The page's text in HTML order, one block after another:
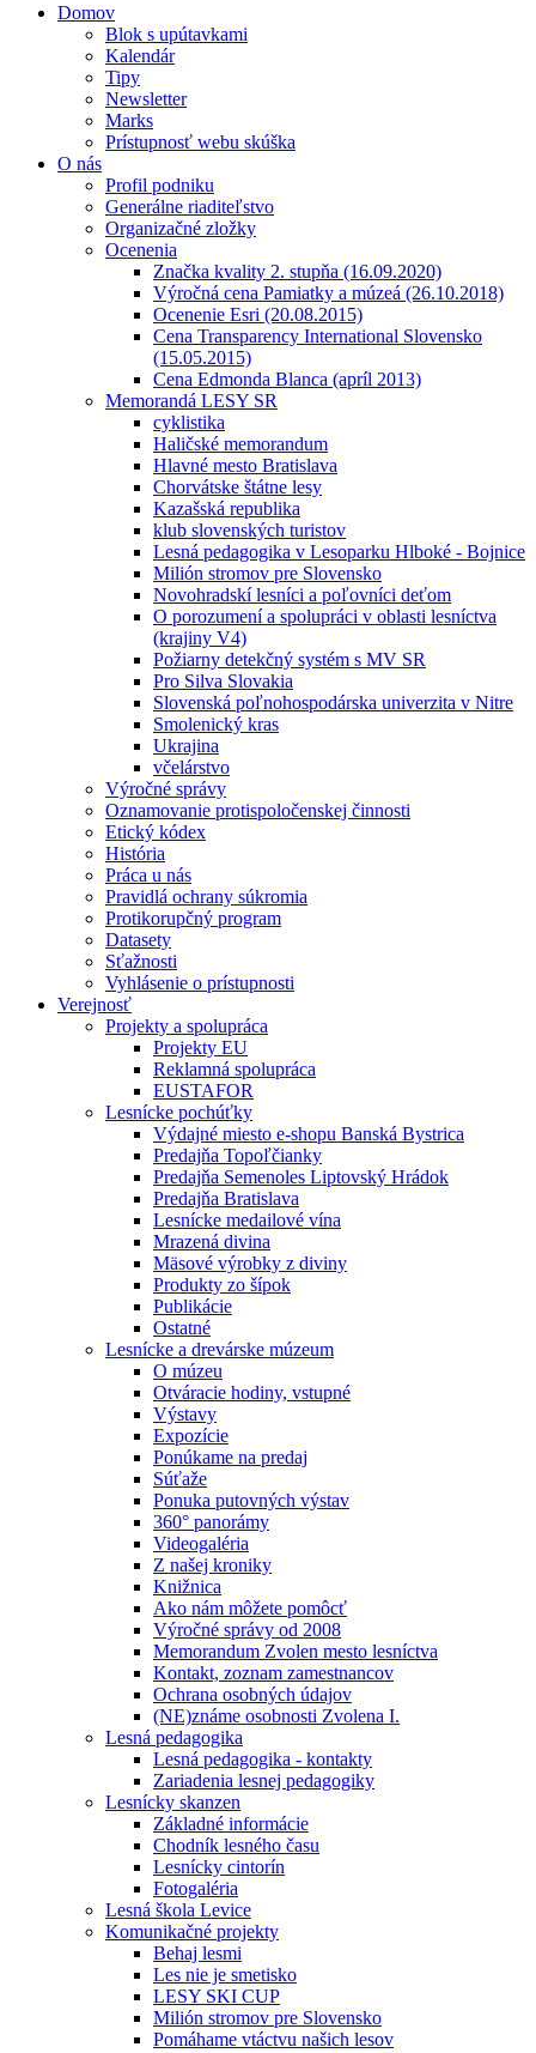
Domov
Blok s upútavkami
Kalendár
Tipy
Newsletter
Marks
Prístupnosť webu skúška
O nás
Profil podniku
Generálne riaditeľstvo
Organizačné zložky
Ocenenia
Značka kvality 2. stupňa (16.09.2020)
Výročná cena Pamiatky a múzeá (26.10.2018)
Ocenenie Esri (20.08.2015)
Cena Transparency International Slovensko
(15.05.2015)
Cena Edmonda Blanca (apríl 2013)
Memorandá LESY SR
cyklistika
Haličské memorandum
Hlavné mesto Bratislava
Chorvátske štátne lesy
Kazašská republika
klub slovenských turistov
Lesná pedagogika v Lesoparku Hlboké - Bojnice
Milión stromov pre Slovensko
Novohradskí lesníci a poľovníci deťom
O porozumení a spolupráci v oblasti lesníctva
(krajiny V4)
Požiarny detekčný systém s MV SR
Pro Silva Slovakia
Slovenská poľnohospodárska univerzita v Nitre
Smolenický kras
Ukrajina
včelárstvo
Výročné správy
Oznamovanie protispoločenskej činnosti
Etický kódex
História
Práca u nás
Pravidlá ochrany súkromia
Protikorupčný program
Datasety
Sťažnosti
Vyhlásenie o prístupnosti
Verejnosť
Projekty a spolupráca
Projekty EU
Reklamná spolupráca
EUSTAFOR
Lesnícke pochúťky
Výdajné miesto e-shopu Banská Bystrica
Predajňa Topoľčianky
Predajňa Semenoles Liptovský Hrádok
Predajňa Bratislava
Lesnícke medailové vína
Mrazená divina
Mäsové výrobky z diviny
Produkty zo šípok
Publikácie
Ostatné
Lesnícke a drevárske múzeum
O múzeu
Otváracie hodiny, vstupné
Výstavy
Expozície
Ponúkame na predaj
Súťaže
Ponuka putovných výstav
360° panorámy
Videogaléria
Z našej kroniky
Knižnica
Ako nám môžete pomôcť
Výročné správy od 2008
Memorandum Zvolen mesto lesníctva
Kontakt, zoznam zamestnancov
Ochrana osobných údajov
(NE)známe osobnosti Zvolena I.
Lesná pedagogika
Lesná pedagogika - kontakty
Zariadenia lesnej pedagogiky
Lesnícky skanzen
Základné informácie
Chodník lesného času
Lesnícky cintorín
Fotogaléria
Lesná škola Levice
Komunikačné projekty
Behaj lesmi
Les nie je smetisko
LESY SKI CUP
Milión stromov pre Slovensko
Pomáhame vtáctvu našich lesov